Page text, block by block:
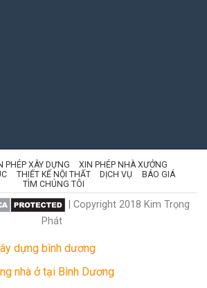
PHÉP XÂY DỰNG
XIN PHÉP NHÀ XƯỞNG
THIẾT KẾ NỘI THẤT DỊCH VỤ
BÁO GIÁ
TÌM CHÚNG TÔI
| Copyright 2018 Kim Trọng
Phát
dựng bình dương
nhà ở tại Bình Dương